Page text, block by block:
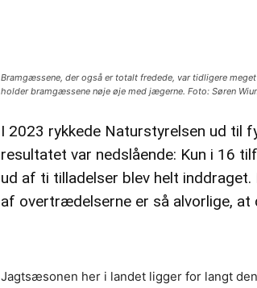
Bramgæssene, der også er totalt fredede, var tidligere
holder bramgæssene nøje øje med jægerne. Foto: Søren
I 2023 rykkede Naturstyrelsen ud til
resultatet var nedslående: Kun i 16
ud af ti tilladelser blev helt
af overtrædelserne er så alvorlige, at
Jagtsæsonen her i landet ligger for langt